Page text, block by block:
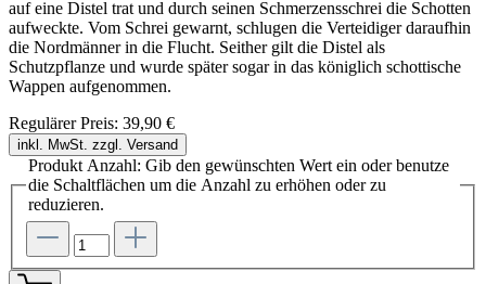
auf eine Distel trat und durch seinen Schmerzensschrei die Schotten
aufweckte. Vom Schrei gewarnt, schlugen die Verteidiger daraufhin
die Nordmänner in die Flucht. Seither gilt die Distel als
Schutzpflanze und wurde später sogar in das königlich schottische
Wappen aufgenommen.
Regulärer Preis: 39,90 €
inkl. MwSt. zzgl. Versand
Produkt Anzahl: Gib den gewünschten Wert ein oder benutze
die Schaltflächen um die Anzahl zu erhöhen oder zu
reduzieren.